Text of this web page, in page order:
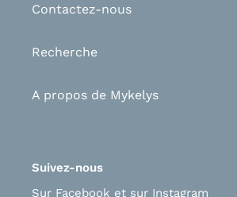
Contactez-nous
Recherche
A propos de Mykelys
Suivez-nous
Sur Facebook et sur Instagram